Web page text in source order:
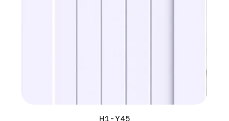
H1-Y45